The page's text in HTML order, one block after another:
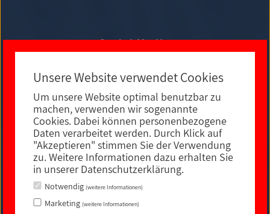
Social Media
E-MAIL KONTAKT
Unsere Website verwendet Cookies
Um unsere Website optimal benutzbar zu
machen, verwenden wir sogenannte
Cookies. Dabei können personenbezogene
Daten verarbeitet werden. Durch Klick auf
"Akzeptieren" stimmen Sie der Verwendung
zu. Weitere Informationen dazu erhalten Sie
in unserer Datenschutzerklärung.
Notwendig (weitere Informationen)
Marketing (weitere Informationen)